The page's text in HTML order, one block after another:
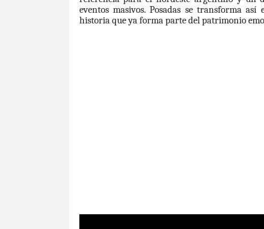
eventos masivos. Posadas se transforma
historia que ya forma parte del patrimonio